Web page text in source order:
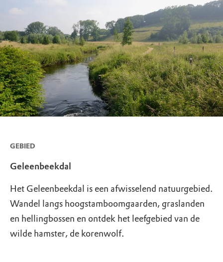
GEBIED
Geleenbeekdal
Het Geleenbeekdal is een afwisselend natuurgebied.
Wandel langs hoogstamboomgaarden, graslanden
en hellingbossen en ontdek het leefgebied van de
wilde hamster, de korenwolf.